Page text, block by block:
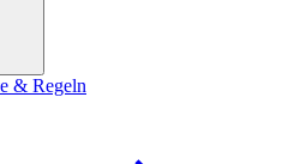
& Regeln